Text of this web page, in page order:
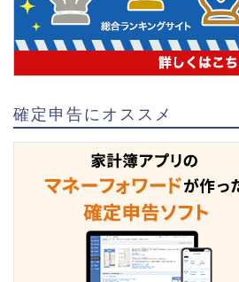
確定申告にオススメ